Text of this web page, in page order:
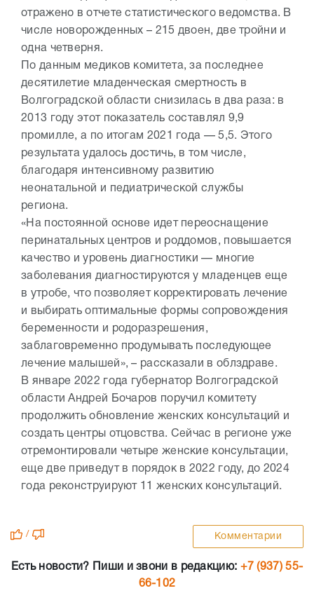
отражено в отчете статистического ведомства. В
числе новорожденных – 215 двоен, две тройни и
одна четверня.
По данным медиков комитета, за последнее
десятилетие младенческая смертность в
Волгоградской области снизилась в два раза: в
2013 году этот показатель составлял 9,9
промилле, а по итогам 2021 года — 5,5. Этого
результата удалось достичь, в том числе,
благодаря интенсивному развитию
неонатальной и педиатрической службы
региона.
«На постоянной основе идет переоснащение
перинатальных центров и роддомов, повышается
качество и уровень диагностики — многие
заболевания диагностируются у младенцев еще
в утробе, что позволяет корректировать лечение
и выбирать оптимальные формы сопровождения
беременности и родоразрешения,
заблаговременно продумывать последующее
лечение малышей», – рассказали в облздраве.
В январе 2022 года губернатор Волгоградской
области Андрей Бочаров поручил комитету
продолжить обновление женских консультаций и
создать центры отцовства. Сейчас в регионе уже
отремонтировали четыре женские консультации,
еще две приведут в порядок в 2022 году, до 2024
года реконструируют 11 женских консультаций.
/ Комментарии
Есть новости? Пиши и звони в редакцию: +7 (937) 55-
66-102